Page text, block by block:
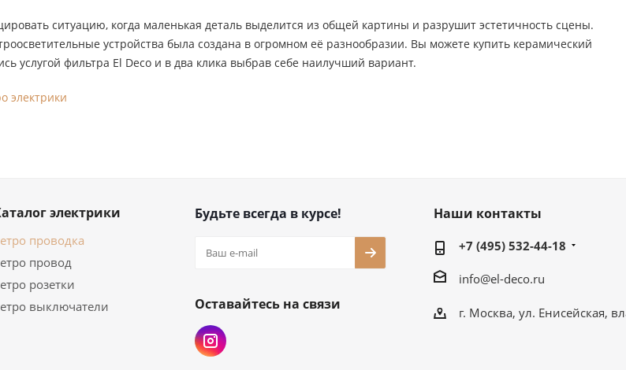
ситуацию, когда маленькая деталь выделится из общей картины и разрушит эстетичность сцены.
устройства была создана в огромном её разнообразии. Вы можете купить керамический
услугой фильтра El Deco и в два клика выбрав себе наилучший вариант.
электрики
электрики
проводка
провод
розетки
выключатели
Будьте всегда в курсе!
Оставайтесь на связи
Наши контакты
+7 (495) 532-44-18
info@el-deco.ru
г. Москва, ул. Енисейская,